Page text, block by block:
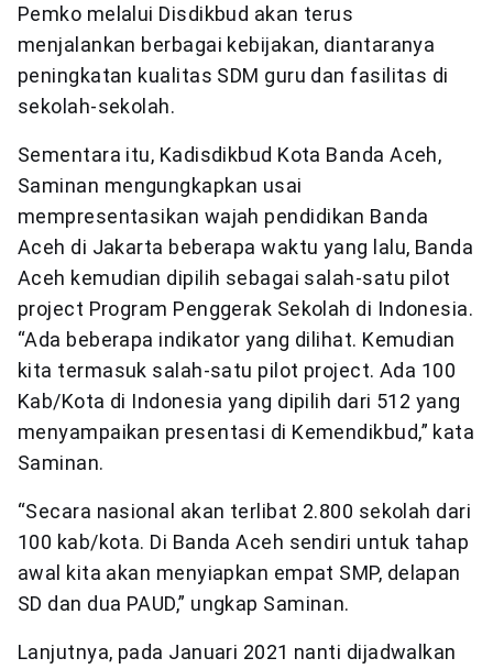
Pemko melalui Disdikbud akan terus
menjalankan berbagai kebijakan, diantaranya
peningkatan kualitas SDM guru dan fasilitas di
sekolah-sekolah.
Sementara itu, Kadisdikbud Kota Banda Aceh,
Saminan mengungkapkan usai
mempresentasikan wajah pendidikan Banda
Aceh di Jakarta beberapa waktu yang lalu, Banda
Aceh kemudian dipilih sebagai salah-satu pilot
project Program Penggerak Sekolah di Indonesia.
“Ada beberapa indikator yang dilihat. Kemudian
kita termasuk salah-satu pilot project. Ada 100
Kab/Kota di Indonesia yang dipilih dari 512 yang
menyampaikan presentasi di Kemendikbud,” kata
Saminan.
“Secara nasional akan terlibat 2.800 sekolah dari
100 kab/kota. Di Banda Aceh sendiri untuk tahap
awal kita akan menyiapkan empat SMP, delapan
SD dan dua PAUD,” ungkap Saminan.
Lanjutnya, pada Januari 2021 nanti dijadwalkan